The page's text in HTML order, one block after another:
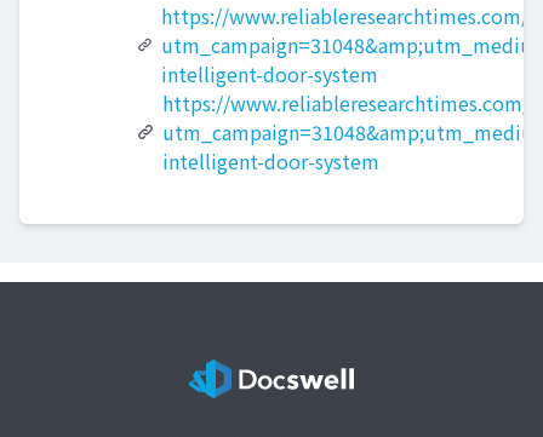
https://www.reliableresearchtimes.com/
intelligent-door-system
https://www.reliableresearchtimes.com/?
intelligent-door-system